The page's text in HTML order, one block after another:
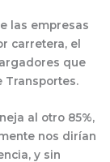
las empresas
carretera, el
que
Transportes.
al otro 85%,
nos dirían
y sin